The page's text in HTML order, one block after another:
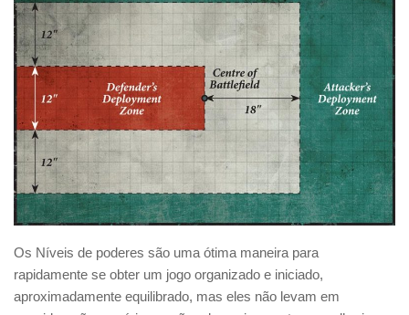
Os Níveis de poderes são uma ótima maneira para
rapidamente se obter um jogo organizado e iniciado,
aproximadamente equilibrado, mas eles não levam em